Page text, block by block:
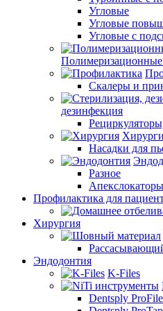
Угловые
Угловые
Угловые с
Скалеры и
дезинфекция
Насадки для
Разное
Апекслокаторы
Профилактика для
Хирургия
Эндодонтия
K-Files
Dentsply ProFile